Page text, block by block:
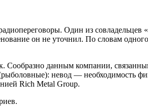
Один из совладельцев
он не уточнил. По словам
данным компании,
невод — необходимость
Rich Metal Group.